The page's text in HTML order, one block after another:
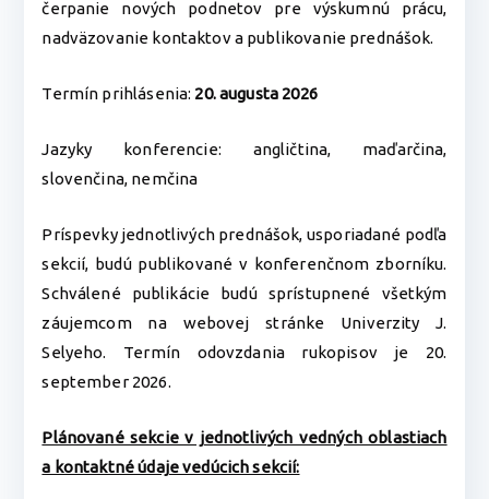
čerpanie nových podnetov pre výskumnú prácu,
nadväzovanie kontaktov a publikovanie prednášok.
Termín prihlásenia: 20. augusta 2026
Jazyky konferencie: angličtina, maďarčina,
slovenčina, nemčina
Príspevky jednotlivých prednášok, usporiadané podľa
sekcií, budú publikované v konferenčnom zborníku.
Schválené publikácie budú sprístupnené všetkým
záujemcom na webovej stránke Univerzity J.
Selyeho. Termín odovzdania rukopisov je 20.
september 2026.
Plánované sekcie v jednotlivých vedných oblastiach
a kontaktné údaje vedúcich sekcií: